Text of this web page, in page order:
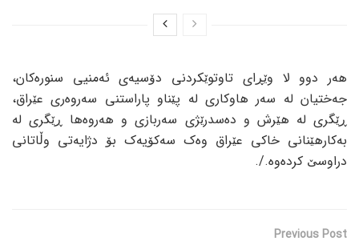
هەر دوو لا وێڕای تاوتوێکردنی دۆسیەی ئەمنیی سنورەکان،
جەختیان لە سەر هاوکاری لە پێناو پاراستنی سەروەری عێراق،
ڕێگری لە هێرش و دەسدرێژی سەربازی و هەروەها ڕێگری لە
بەکارهێنانی خاکی عێراق وەک سەکۆیەک بۆ دژایەتی وڵاتانی
دراوسێ کردەوە./.
Previous Post